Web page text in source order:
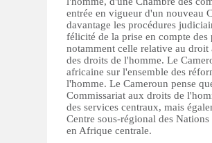
entrée en vigueur d'un nouveau
davantage les procédures
félicité de la prise en compte
notamment celle relative au
des droits de l'homme. Le
africaine sur l'ensemble des
l'homme. Le Cameroun pense
Commissariat aux droits de
des services centraux, mais
Centre sous-régional des
en Afrique centrale.